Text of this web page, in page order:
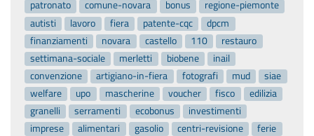
patronato
comune-novara bonus
regione-piemonte
autisti
lavoro fiera patente-cqc
dpcm
finanziamenti
novara castello 110
restauro
settimana-sociale
merletti biobene
inail
convenzione
artigiano-in-fiera fotografi mud
siae
welfare
upo mascherine voucher fisco
edilizia
granelli
serramenti ecobonus
investimenti
imprese
alimentari gasolio centri-revisione
ferie